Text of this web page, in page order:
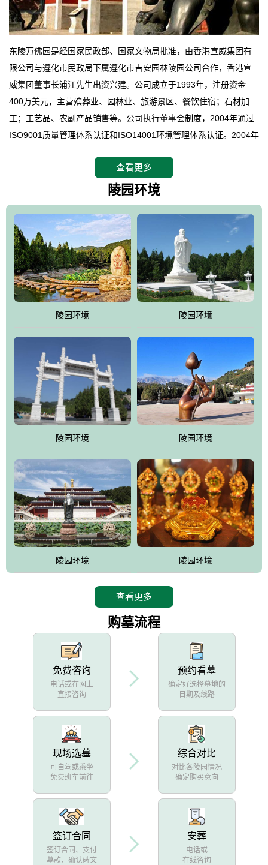
东陵万佛园是经国家民政部、国家文物局批准，由香港宣威集团有
限公司与遵化市民政局下属遵化市吉安园林陵园公司合作，香港宣
威集团董事长浦江先生出资兴建。公司成立于1993年，注册资金
400万美元，主营殡葬业、园林业、旅游景区、餐饮住宿；石材加
工；工艺品、农副产品销售等。公司执行董事会制度，2004年通过
ISO9001质量管理体系认证和ISO14001环境管理体系认证。2004年
拥有4A级旅游区头衔的花园式陵园，园内建有四星级酒店一座。
万佛园位于遵化市境内，座落在世界文化遗产清东陵地形墙内，地
形绝佳，地理位置优越，交通便利。公司以“建设全国顶级人生后花
园、打造佛教精品旅游圣地”为目标，以海外归侨、国内外知名人士
的墓地安葬、祭祀吊亡并结合旅游参观构成其主要使用功能；以苍
郁绚丽、优雅宜人的园林景观构成其外部形象。通过墓园建设与造
园手法相结合的默契操作，建成一处特色鲜明、服务周全、环境优
美、民族风格突出，与周边文物古迹交相呼应的极具吸引力的花园
式园林。
万佛园工程一期占地448亩，目前完成投资近12亿元人民币，园区采
用全仿古式建筑，寻求与世界文化遗产地清东陵的和谐统一，在园
区建设中寻求陵园建设与景区建设的有机融合，充分发挥独一无二
的地形优势，打造现代艺术园林，建设旅游景观、寺庙、酒店等综
合服务设施，服务于陵园经营，使企业的多元化经营项目相互依
托、相互促进，园区绿化覆盖率达90%。
查看更多
陵园环境
陵园环境 陵园环境
陵园环境 陵园环境
陵园环境 陵园环境
查看更多
购墓流程
免费咨询
电话或在网上
直接咨询
预约看墓
确定好选择墓地的
日期及线路
现场选墓
可自驾或乘坐
免费班车前往
综合对比
对比各陵园情况
确定购买意向
签订合同
签订合同、支付
墓款、确认碑文
安葬
电话或
在线咨询